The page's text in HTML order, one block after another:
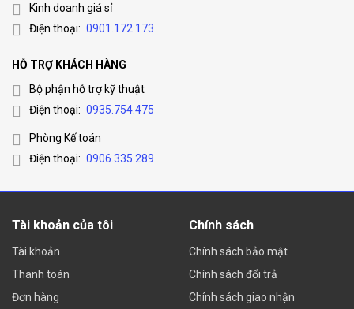
Kinh doanh giá sỉ
Điện thoại: 0901.172.173
HỖ TRỢ KHÁCH HÀNG
Bộ phận hỗ trợ kỹ thuật
Điện thoại: 0935.754.475
Phòng Kế toán
Điện thoại: 0906.335.289
Tài khoản của tôi
Tài khoản
Thanh toán
Đơn hàng
Chính sách
Chính sách bảo mật
Chính sách đổi trả
Chính sách giao nhận